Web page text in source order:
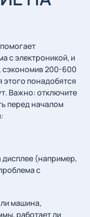
с электроникой, и
сэкономив 200-600
этого понадобятся
Важно: отключите
перед началом
(например,
с
машина,
работает ли